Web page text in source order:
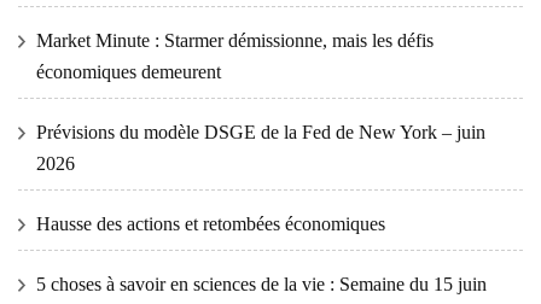
Market Minute : Starmer démissionne, mais les défis
économiques demeurent
Prévisions du modèle DSGE de la Fed de New York – juin
2026
Hausse des actions et retombées économiques
5 choses à savoir en sciences de la vie : Semaine du 15 juin